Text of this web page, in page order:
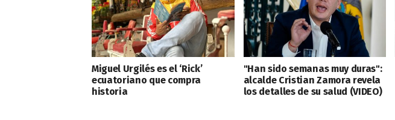
Miguel Urgilés es el ‘Rick’
ecuatoriano que compra
historia
"Han sido semanas muy duras":
alcalde Cristian Zamora revela
los detalles de su salud (VIDEO)